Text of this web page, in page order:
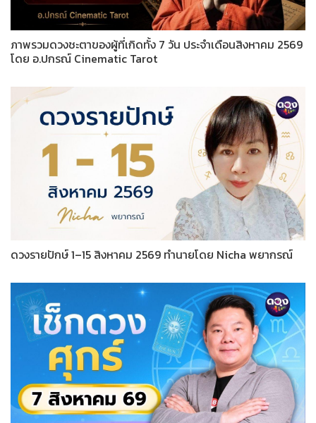
ภาพรวมดวงชะตาของผู้ที่เกิดทั้ง 7 วัน ประจำเดือนสิงหาคม 2569
โดย อ.ปกรณ์ Cinematic Tarot
ดวงรายปักษ์ 1–15 สิงหาคม 2569 ทำนายโดย Nicha พยากรณ์